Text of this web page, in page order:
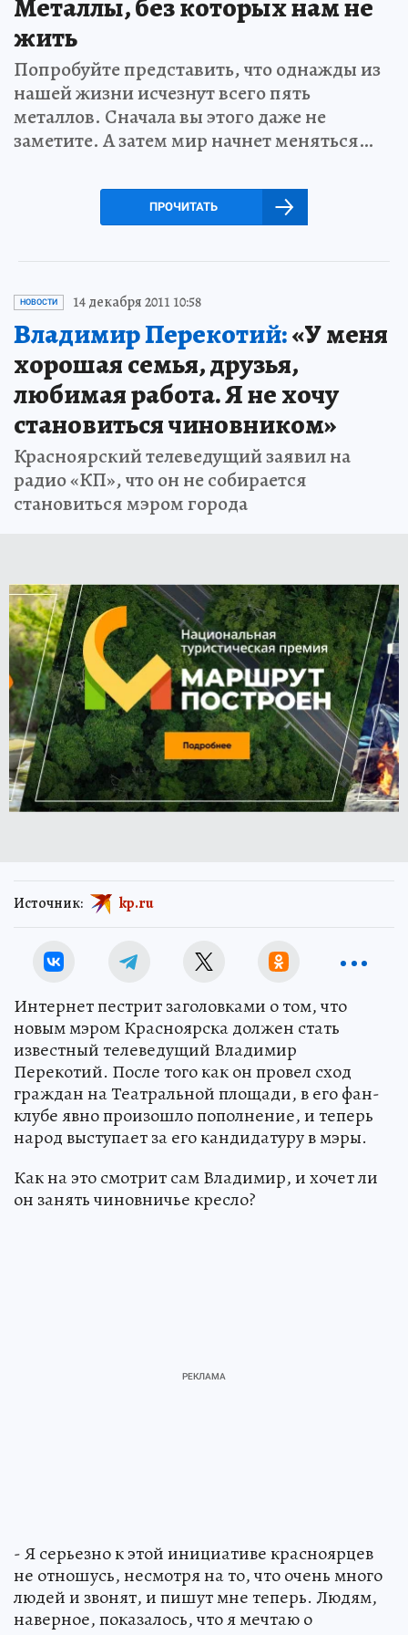
Металлы, без которых нам не
жить
Попробуйте представить, что однажды из
нашей жизни исчезнут всего пять
металлов. Сначала вы этого даже не
заметите. А затем мир начнет меняться…
ПРОЧИТАТЬ
НОВОСТИ 14 декабря 2011 10:58
Владимир Перекотий:«У меня
хорошая семья, друзья,
любимая работа. Я не хочу
становиться чиновником»
Красноярский телеведущий заявил на
радио «КП», что он не собирается
становиться мэром города
Источник: kp.ru
Интернет пестрит заголовками о том, что
новым мэром Красноярска должен стать
известный телеведущий Владимир
Перекотий. После того как он провел сход
граждан на Театральной площади, в его фан-
клубе явно произошло пополнение, и теперь
народ выступает за его кандидатуру в мэры.
Как на это смотрит сам Владимир, и хочет ли
он занять чиновничье кресло?
- Я серьезно к этой инициативе красноярцев
не отношусь, несмотря на то, что очень много
людей и звонят, и пишут мне теперь. Людям,
наверное, показалось, что я мечтаю о